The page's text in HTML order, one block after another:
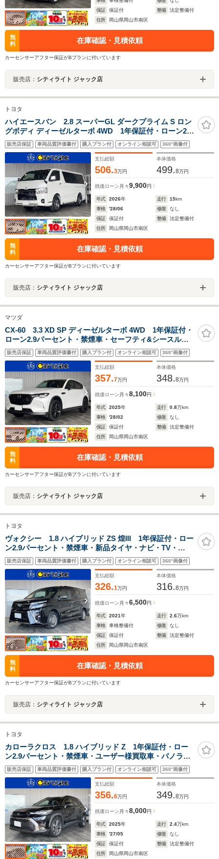
保証
保証付 整備
法定整備付
住所
岡山県岡山市南区
無
料
在庫確認・見積依頼
カーセンサーアフター保証がBプランに付いています
販売店： シティライト ジャック店
トヨタ
ハイエースバン 2.8 スーパーGL ダークプライム S ロン
グボディ ディーゼルターボ 4WD 1年保証付・ローン2.9
パーセント・禁煙車・登録済未使用車・デジタルインナ
ーミラー・寒冷地仕様・新品ナビ・TV・CD・DVD・
Bluetooth・パノラミックビューモニター・トヨタセーフ
ティ・両側パワースライド・ドラレコ
販売店保証 車両品質評価書付 購入プラン付 オンライン相談可 360°画像付
支払総額
506.3万円
本体価格
499.8万円
残価ローン 月々9,900円
年式 2026年 走行 15km
車検
'28/06 修復
なし
保証
保証付 整備
法定整備付
住所
岡山県岡山市南区
無
料
在庫確認・見積依頼
カーセンサーアフター保証がBプランに付いています
販売店： シティライト ジャック店
マツダ
CX-60 3.3 XD SP ディーゼルターボ 4WD 1年保証付・
ローン2.9パーセント・禁煙車・セーフティ&シースルー
ビューpkg・360°ビューモニター・ドライバーモニタリン
グ・ナビ・TV・Bluetooth・USB・スマートブレーキ・
クルーズコントロール・シートヒーター
販売店保証 車両品質評価書付 購入プラン付 オンライン相談可 360°画像付
支払総額
357.7万円
本体価格
348.8万円
残価ローン 月々8,100円
年式 2025年 走行 0.8万km
車検
'28/02 修復
なし
保証
保証付 整備
法定整備付
住所
岡山県岡山市南区
無
料
在庫確認・見積依頼
カーセンサーアフター保証がBプランに付いています
販売店： シティライト ジャック店
トヨタ
ヴォクシー 1.8 ハイブリッド ZS 煌III 1年保証付・ロー
ン2.9パーセント・禁煙車・新品タイヤ・ナビ・TV・
Bluetooth・バックモニター・トヨタセーフティ・クルー
ズコントロール・クリアランスソナー・両側パワースラ
イド・シートヒーター・ドラレコ・ETC
販売店保証 車両品質評価書付 購入プラン付 オンライン相談可 360°画像付
支払総額
326.1万円
本体価格
316.8万円
残価ローン 月々6,500円
年式 2021年 走行 2.6万km
車検
車検整備付 修復
なし
保証
保証付 整備
法定整備付
住所
岡山県岡山市南区
無
料
在庫確認・見積依頼
カーセンサーアフター保証がBプランに付いています
販売店： シティライト ジャック店
トヨタ
カローラクロス 1.8 ハイブリッド Z 1年保証付・ロー
ン2.9パーセント・禁煙車・ユーザー様買取車・パノラマ
ルーフ・パノラミックビューモニター・トヨタチームメ
イト・ブラインドスポットモニター・ビルトイン
ETC2.0・純正10.5型ナビ・TV・Bluetooth
販売店保証 車両品質評価書付 購入プラン付 オンライン相談可 360°画像付
支払総額
356.6万円
本体価格
349.8万円
残価ローン 月々8,000円
年式 2025年 走行 2.4万km
車検
'27/05 修復
なし
保証
保証付 整備
法定整備付
住所
岡山県岡山市南区